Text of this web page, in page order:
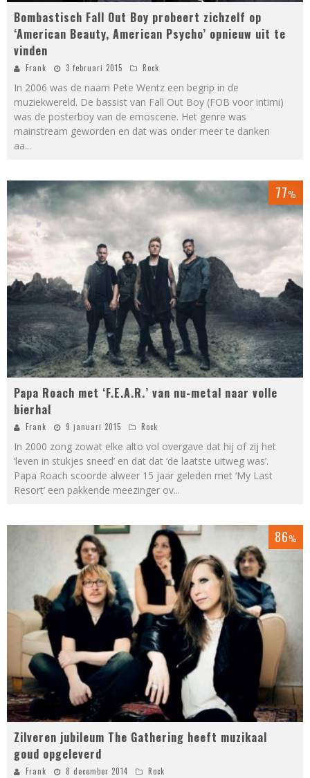
Bombastisch Fall Out Boy probeert zichzelf op
‘American Beauty, American Psycho’ opnieuw uit te
vinden
Frank 3 februari 2015 Rock
In 2006 was de naam Pete Wentz een begrip in de
muziekwereld. De bassist van Fall Out Boy (FOB voor intimi)
was de posterboy van de emoscene. Het genre was
mainstream geworden en dat was onder meer te danken
aa...
77%
Papa Roach met ‘F.E.A.R.’ van nu-metal naar volle
bierhal
Frank 9 januari 2015 Rock
In 2000 zong zowat elke alto vol overgave dat hij of zij het
‘leven in stukjes sneed’ en dat dat ‘de laatste uitweg was’.
Papa Roach scoorde alweer 15 jaar geleden met ‘My Last
Resort’ een pakkende meezinger ov...
86%
Zilveren jubileum The Gathering heeft muzikaal
goud opgeleverd
Frank 8 december 2014 Rock